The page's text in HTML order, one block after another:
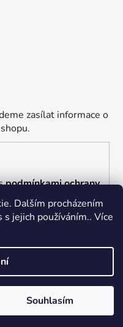
Dalším procházením
jejich používáním.. Více
Souhlasím
zasílat informace o
podmínkami ochrany
. Všechna práva